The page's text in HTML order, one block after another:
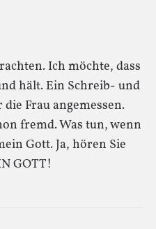
Ich möchte, dass
hält. Ein Schreib- und
Frau angemessen.
fremd. Was tun, wenn
Gott. Ja, hören Sie
GOTT!